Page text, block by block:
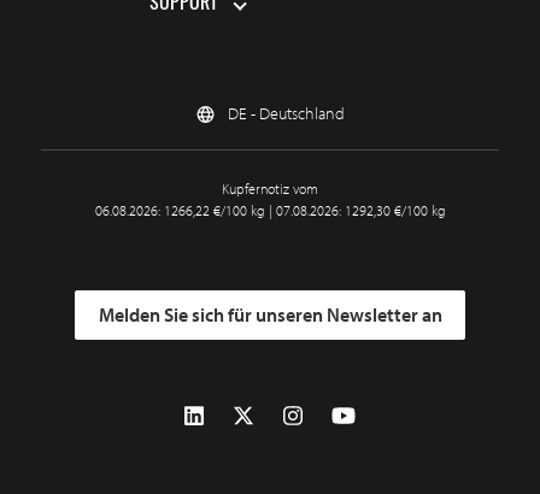
SUPPORT
DE - Deutschland
Kupfernotiz vom
06.08.2026: 1266,22 €/100 kg | 07.08.2026: 1292,30 €/100 kg
Melden Sie sich für unseren Newsletter an